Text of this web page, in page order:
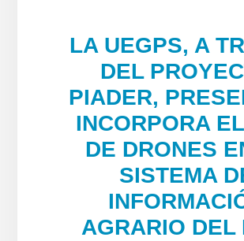
LA UEGPS, A
DEL
PIADER,
INCORPORA
DE DRONES
SISTEMA
AGRARIO DEL